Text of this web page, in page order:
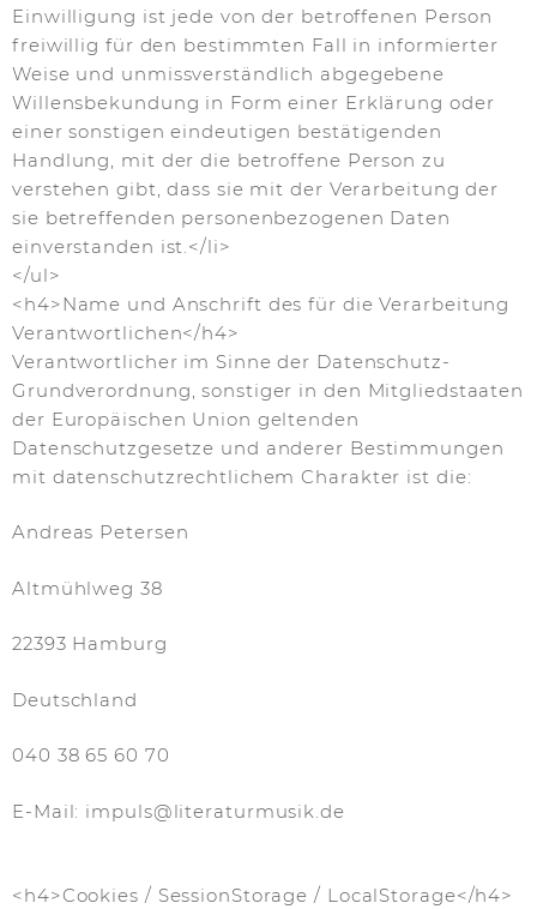
Einwilligung ist jede von der betroffenen Person
freiwillig für den bestimmten Fall in informierter
Weise und unmissverständlich abgegebene
Willensbekundung in Form einer Erklärung oder
einer sonstigen eindeutigen bestätigenden
Handlung, mit der die betroffene Person zu
verstehen gibt, dass sie mit der Verarbeitung der
sie betreffenden personenbezogenen Daten
einverstanden ist.</li>
</ul>
<h4>Name und Anschrift des für die Verarbeitung
Verantwortlichen</h4>
Verantwortlicher im Sinne der Datenschutz-
Grundverordnung, sonstiger in den Mitgliedstaaten
der Europäischen Union geltenden
Datenschutzgesetze und anderer Bestimmungen
mit datenschutzrechtlichem Charakter ist die:
Andreas Petersen
Altmühlweg 38
22393 Hamburg
Deutschland
040 38 65 60 70
E-Mail: impuls@literaturmusik.de
<h4>Cookies / SessionStorage / LocalStorage</h4>